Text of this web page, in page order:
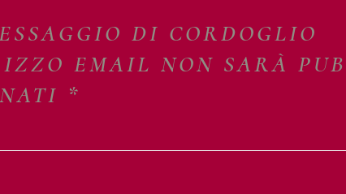
DI CORDOGLIO
EMAIL NON SARÀ
*